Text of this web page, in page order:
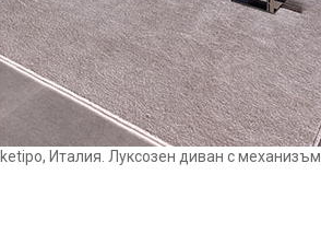
Италия. Луксозен диван с